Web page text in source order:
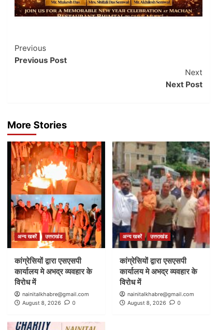
Post
Navigation
Previous
Previous Post
Next
Next Post
More Stories
अन्य खबरें उत्तराखंड
कांग्रेसियों द्वारा एसएसपी
कार्यालय मे अभद्र व्यवहार के
विरोध में
nainitalkhabre@gmail.com
August 8, 2026
0
अन्य खबरें उत्तराखंड
कांग्रेसियों द्वारा एसएसपी
कार्यालय मे अभद्र व्यवहार के
विरोध में
nainitalkhabre@gmail.com
August 8, 2026
0